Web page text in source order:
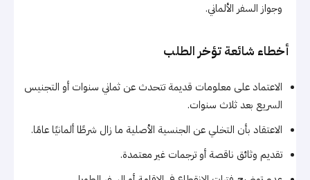
وجواز السفر الألماني.
أخطاء شائعة تؤخر الطلب
الاعتماد على معلومات قديمة تتحدث عن ثماني سنوات أو التجنيس
السريع بعد ثلاث سنوات.
الاعتقاد بأن التخلي عن الجنسية الأصلية ما زال شرطًا ألمانيًا عامًا.
تقديم وثائق ناقصة أو ترجمات غير معتمدة.